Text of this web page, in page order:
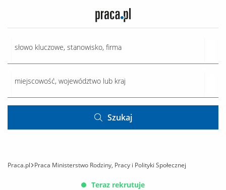
Szukaj
Praca.pl Praca Ministerstwo Rodziny, Pracy i Polityki Społecznej
Teraz rekrutuje